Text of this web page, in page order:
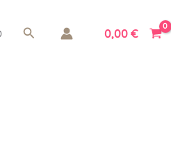
Buscar 0,00 €